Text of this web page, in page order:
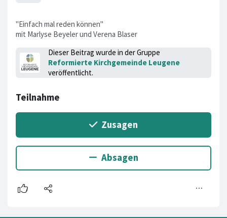
"Einfach mal reden können"
mit Marlyse Beyeler und Verena Blaser
Dieser Beitrag wurde in der Gruppe
Reformierte Kirchgemeinde Leugene
veröffentlicht.